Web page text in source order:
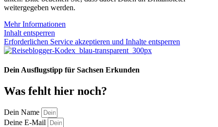
weitergegeben werden.
Mehr Informationen
Inhalt entsperren
Erforderlichen Service akzeptieren und Inhalte entsperren
Dein Ausflugstipp für Sachsen Erkunden
Was fehlt hier noch?
Dein Name
Deine E-Mail